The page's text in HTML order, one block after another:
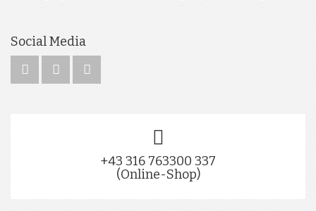
Social Media
+43 316 763300 337
(Online-Shop)